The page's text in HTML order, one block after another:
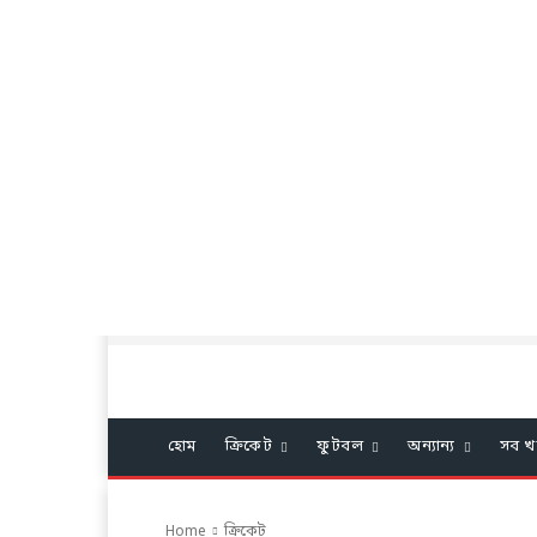
হোম ক্রিকেট ফুটবল অন্যান্য সব
Home ক্রিকেট